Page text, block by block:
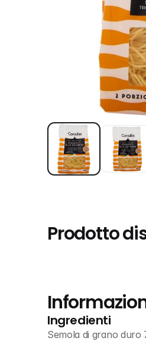
Prodotto
Ingredienti
Semola di grano